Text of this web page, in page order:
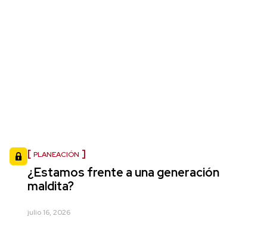
PLANEACIÓN
¿Estamos frente a una generación
maldita?
julio 16, 2026